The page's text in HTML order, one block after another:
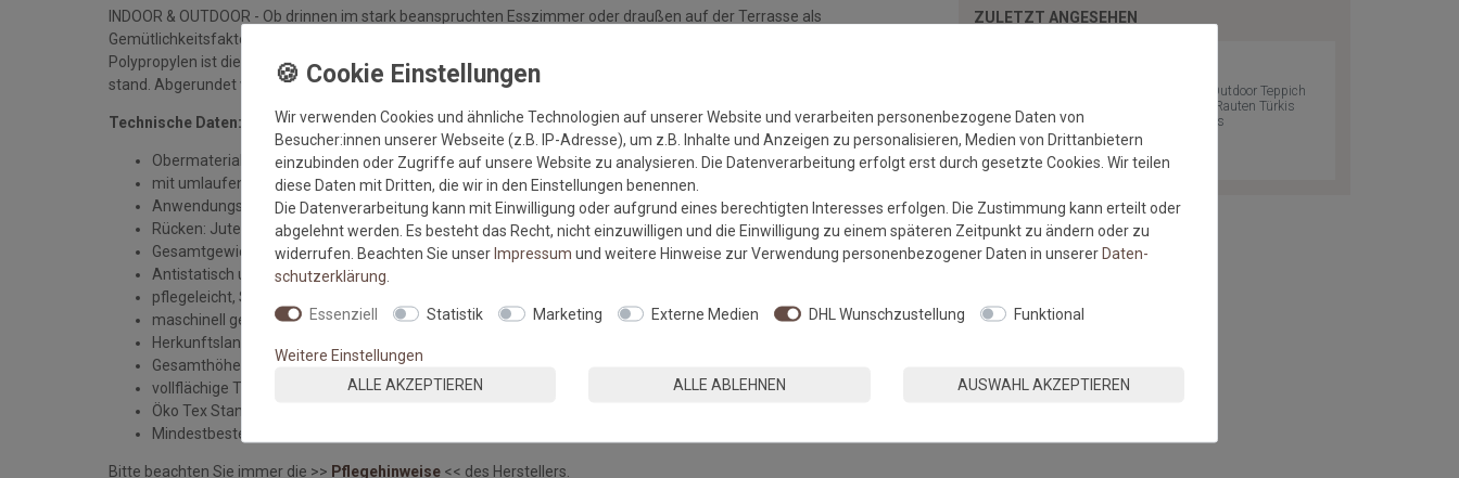
INDOOR & OUTDOOR - Ob drinnen im stark beanspruchten Esszimmer oder draußen auf der Terrasse als
Gemütlichkeitsfaktor - verpasse deiner persönlichen Wohlfühloase ein stylisches Update. Durch das verarbeitete
Polypropylen ist diese Qualität besonders pflegeleicht, widerstandsfähig und hält auch problemlos gegen Feuchtigkeit
stand. Abgerundet wird die Optik mit einer hochwertigen Outdoorbordüre.
Technische Daten:
Obermaterial: 100% Polypropylen
mit umlaufender Outdoor-Bordüre
Anwendungsbereich: Indoor und Outdoor
Rücken: Jute Rücken
Gesamtgewicht: ca. 1200 gr/qm
Antistatisch und für Fussbodenheizung geeignet
pflegeleicht, Staubsauger geeignet
maschinell gewebt
Herkunftsland: Türkei
Gesamthöhe: ca. 5 mm
vollflächige Teppichunterlage im Innenbereich wird empfohlen >>
zu den Teppichunterlagen<<
Öko Tex Standard 100
Mindestbestellmenge: 1 qm
Bitte beachten Sie immer die >> Pflegehinweise << des Herstellers.
ZULETZT ANGESEHEN
Versandkostenfrei*
Schöner Wohnen Outdoor Teppich
Parkland Des.222 Rauten Türkis
024 | Wunschmass
Wir verwenden Cookies und ähnliche Technologien auf unserer Website und verarbeiten personenbezogene Daten von
Besucher:innen unserer Webseite (z.B. IP-Adresse), um z.B. Inhalte und Anzeigen zu personalisieren, Medien von Drittanbietern
einzubinden oder Zugriffe auf unsere Website zu analysieren. Die Datenverarbeitung erfolgt erst durch gesetzte Cookies. Wir teilen
diese Daten mit Dritten, die wir in den Einstellungen benennen.
Die Datenverarbeitung kann mit Einwilligung oder aufgrund eines berechtigten Interesses erfolgen. Die Zustimmung kann erteilt oder
abgelehnt werden. Es besteht das Recht, nicht einzuwilligen und die Einwilligung zu einem späteren Zeitpunkt zu ändern oder zu
widerrufen. Beachten Sie unserImpressum und weitere Hinweise zur Verwendung personenbezogener Daten in unsererDaten­
schutz­erklärung
Essenziell Statistik Marketing Externe Medien DHL Wunschzustellung Funktional
Weitere Einstellungen
ALLE AKZEPTIEREN
ALLE ABLEHNEN AUSWAHL AKZEPTIEREN